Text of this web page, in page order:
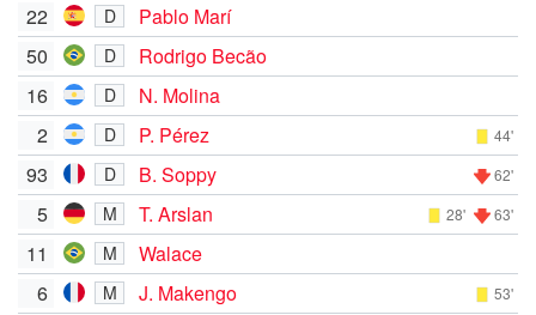
22
D
Pablo Marí
50
D
Rodrigo Becão
16
D
N. Molina
2
D P. Pérez 44'
93 D B. Soppy 62'
5 M T. Arslan 28' 63'
11 M
Walace
6
M J. Makengo 53'